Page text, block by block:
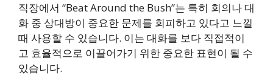
직장에서 “Beat Around the Bush”는 특히 회의나 대
화 중 상대방이 중요한 문제를 회피하고 있다고 느낄
때 사용할 수 있습니다. 이는 대화를 보다 직접적이
고 효율적으로 이끌어가기 위한 중요한 표현이 될 수
있습니다.